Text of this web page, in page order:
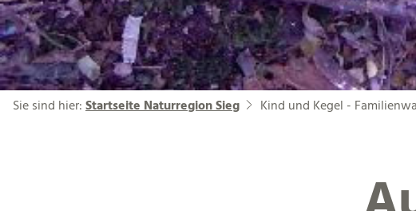
Sie sind hier:Startseite Naturregion Sieg Kind und Kegel -